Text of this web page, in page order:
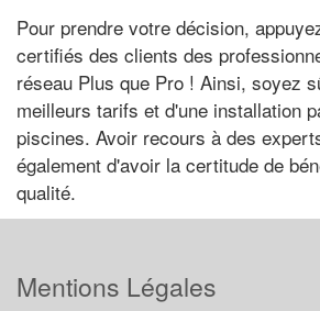
Pour prendre votre décision,
certifiés des clients des
réseau Plus que Pro ! Ainsi, soyez
meilleurs tarifs et d'une installation
piscines. Avoir recours à des
également d'avoir la certitude de
qualité.
Mentions Légales